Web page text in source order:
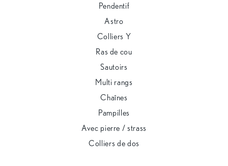
Pendentif
Astro
Colliers Y
Ras de cou
Sautoirs
Multi rangs
Chaînes
Pampilles
Avec pierre / strass
Colliers de dos